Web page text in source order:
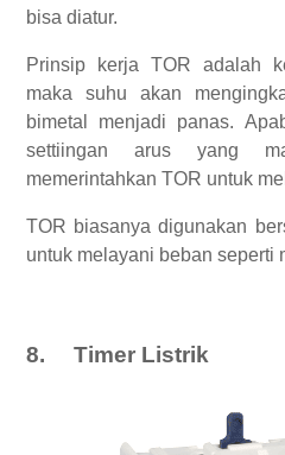
bisa diatur.
Prinsip kerja TOR adalah
maka suhu akan
bimetal menjadi panas.
settiingan arus yang
memerintahkan TOR untuk
TOR biasanya digunakan
untuk melayani beban seperti
8. Timer Listrik